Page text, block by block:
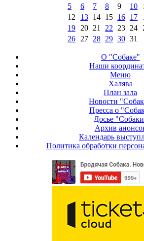
5
6 7 8 9 10
12
13 14 15 16 17
19
20 21 22 23 24
26
27 28 29 30 31
О "Собаке"
Наши
Меню
Халява
План зала
Новости
Пресса о
Досье
Архив
Календарь
Политика обработки